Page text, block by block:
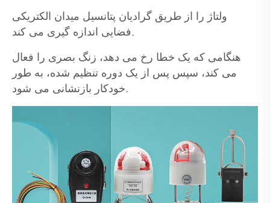
ولتاژ را از طریق گرادیان پتانسیل میدان الکتریکی
فضایی اندازه گیری می کند.
هنگامی که یک خطا رخ می دهد، زنگ بصری را فعال
می کند، سپس پس از یک دوره تنظیم شده، به طور
خودکار بازنشانی می شود.